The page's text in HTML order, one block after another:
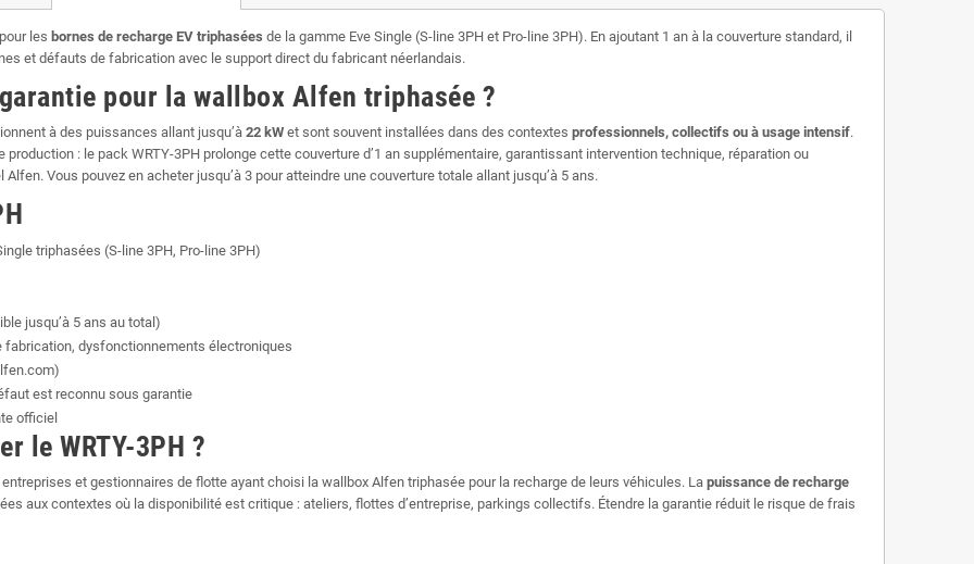
les bornes de recharge EV triphasées de la gamme Eve Single (S-line 3PH et Pro-line 3PH). En ajoutant 1 an à la couverture standard, il
et défauts de fabrication avec le support direct du fabricant néerlandais.
pour la wallbox Alfen triphasée ?
à des puissances allant jusqu’à 22 kW et sont souvent installées dans des contextes professionnels, collectifs ou à usage intensif.
: le pack WRTY-3PH prolonge cette couverture d’1 an supplémentaire, garantissant intervention technique, réparation ou
Vous pouvez en acheter jusqu’à 3 pour atteindre une couverture totale allant jusqu’à 5 ans.
triphasées (S-line 3PH, Pro-line 3PH)
jusqu’à 5 ans au total)
fabrication, dysfonctionnements électroniques
est reconnu sous garantie
officiel
le WRTY-3PH ?
et gestionnaires de flotte ayant choisi la wallbox Alfen triphasée pour la recharge de leurs véhicules. La puissance de recharge
aux contextes où la disponibilité est critique : ateliers, flottes d’entreprise, parkings collectifs. Étendre la garantie réduit le risque de frais